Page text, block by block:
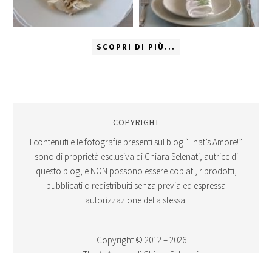
SCOPRI DI PIÙ...
COPYRIGHT
I contenuti e le fotografie presenti sul blog “That’s Amore!”
sono di proprietà esclusiva di Chiara Selenati, autrice di
questo blog, e NON possono essere copiati, riprodotti,
pubblicati o redistribuiti senza previa ed espressa
autorizzazione della stessa.
Copyright © 2012 – 2026